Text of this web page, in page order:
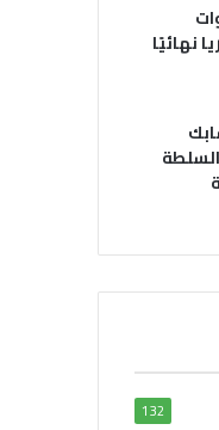
نهائيًا
132